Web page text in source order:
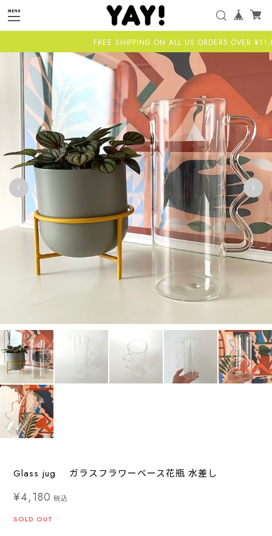
FREE SHIPPING ON ALL US ORDERS OVER
Glass jug ガラスフラワーベース花瓶 水差し
¥4,180 税込
SOLD OUT